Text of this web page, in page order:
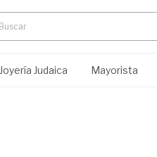
Joyería Judaica Mayorista